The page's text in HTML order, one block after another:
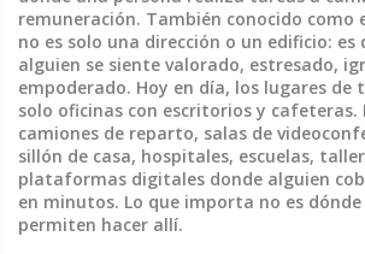
remuneración. También conocido como
no es solo una dirección o un edificio: es
alguien se siente valorado, estresado,
empoderado. Hoy en día, los lugares de
solo oficinas con escritorios y cafeteras.
camiones de reparto, salas de
sillón de casa, hospitales, escuelas,
plataformas digitales donde alguien
en minutos. Lo que importa no es
permiten hacer allí.